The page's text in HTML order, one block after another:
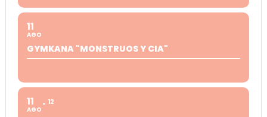
11
AGO
GYMKANA "MONSTRUOS Y CIA"
11
AGO
12